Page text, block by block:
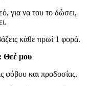
για να του το δώσει,
κάθε πρωί 1 φορά.
Θεέ μου
φόβου και προδοσίας.